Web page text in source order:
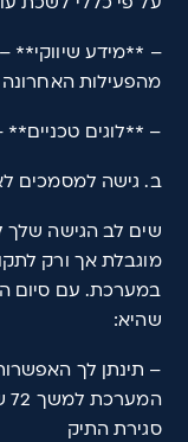
מהפעילות האחרונה
– **לוגים טכניים** – 24 חודשים לצרכי אבטחה
ב. גישה למסמכים
שים לב הגישה
מוגבלת אך ורק
במערכת. עם סיום
שהיא:
– תינתן לך
סגירת התיק